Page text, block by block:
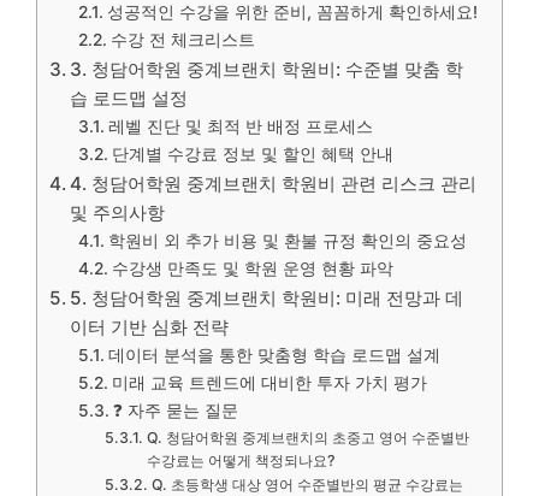
성공적인 수강을 위한 준비, 꼼꼼하게 확인하세요!
수강 전 체크리스트
3. 청담어학원 중계브랜치 학원비: 수준별 맞춤 학
습 로드맵 설정
레벨 진단 및 최적 반 배정 프로세스
단계별 수강료 정보 및 할인 혜택 안내
4. 청담어학원 중계브랜치 학원비 관련 리스크 관리
및 주의사항
학원비 외 추가 비용 및 환불 규정 확인의 중요성
수강생 만족도 및 학원 운영 현황 파악
5. 청담어학원 중계브랜치 학원비: 미래 전망과 데
이터 기반 심화 전략
데이터 분석을 통한 맞춤형 학습 로드맵 설계
미래 교육 트렌드에 대비한 투자 가치 평가
❓ 자주 묻는 질문
Q. 청담어학원 중계브랜치의 초중고 영어 수준별반
수강료는 어떻게 책정되나요?
Q. 초등학생 대상 영어 수준별반의 평균 수강료는